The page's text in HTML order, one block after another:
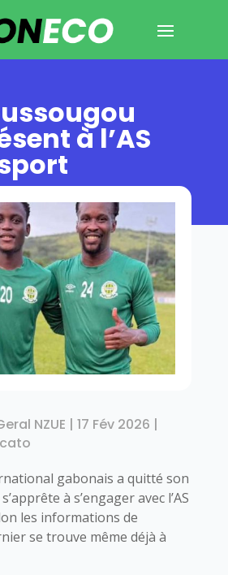
à l’AS
NZUE | 17 Fév 2026 |
gabonais a quitté son
à s’engager avec l’AS
les informations de
se trouve même déjà à